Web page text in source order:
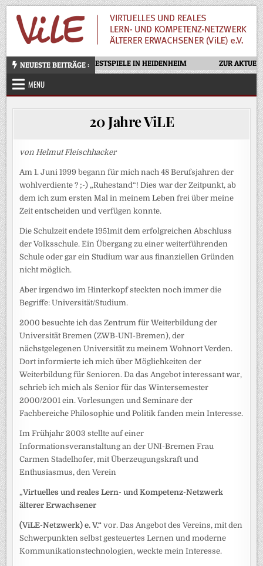
Skip
to
content
NEUESTE BEITRÄGE :
OTELLO – OPERNFESTSPIELE IN HEIDENHEIM ZUR
MENU
20 Jahre ViLE
von Helmut Fleischhacker
Am 1. Juni 1999 begann für mich nach 48 Berufsjahren der
wohlverdiente ? ;-) „Ruhestand“! Dies war der Zeitpunkt, ab
dem ich zum ersten Mal in meinem Leben frei über meine
Zeit entscheiden und verfügen konnte.
Die Schulzeit endete 1951mit dem erfolgreichen Abschluss
der Volksschule. Ein Übergang zu einer weiterführenden
Schule oder gar ein Studium war aus finanziellen Gründen
nicht möglich.
Aber irgendwo im Hinterkopf steckten noch immer die
Begriffe: Universität/Studium.
2000 besuchte ich das Zentrum für Weiterbildung der
Universität Bremen (ZWB-UNI-Bremen), der
nächstgelegenen Universität zu meinem Wohnort Verden.
Dort informierte ich mich über Möglichkeiten der
Weiterbildung für Senioren. Da das Angebot interessant war,
schrieb ich mich als Senior für das Wintersemester
2000/2001 ein. Vorlesungen und Seminare der
Fachbereiche Philosophie und Politik fanden mein Interesse.
Im Frühjahr 2003 stellte auf einer
Informationsveranstaltung an der UNI-Bremen Frau
Carmen Stadelhofer, mit Überzeugungskraft und
Enthusiasmus, den Verein
„Virtuelles und reales Lern- und Kompetenz-Netzwerk
älterer Erwachsener
(ViLE-Netzwerk) e. V.“vor. Das Angebot des Vereins, mit den
Schwerpunkten selbst gesteuertes Lernen und moderne
Kommunikationstechnologien, weckte mein Interesse.